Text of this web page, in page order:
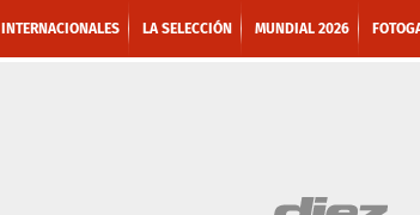
INTERNACIONALES LA SELECCIÓN MUNDIAL 2026